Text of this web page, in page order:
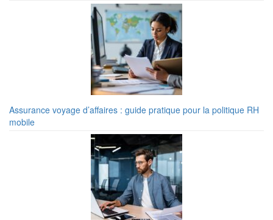
Assurance voyage d’affaires : guide pratique pour la politique RH
mobile